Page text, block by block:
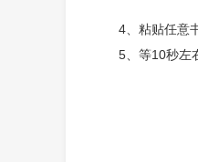
4、粘贴任意
5、等10秒左